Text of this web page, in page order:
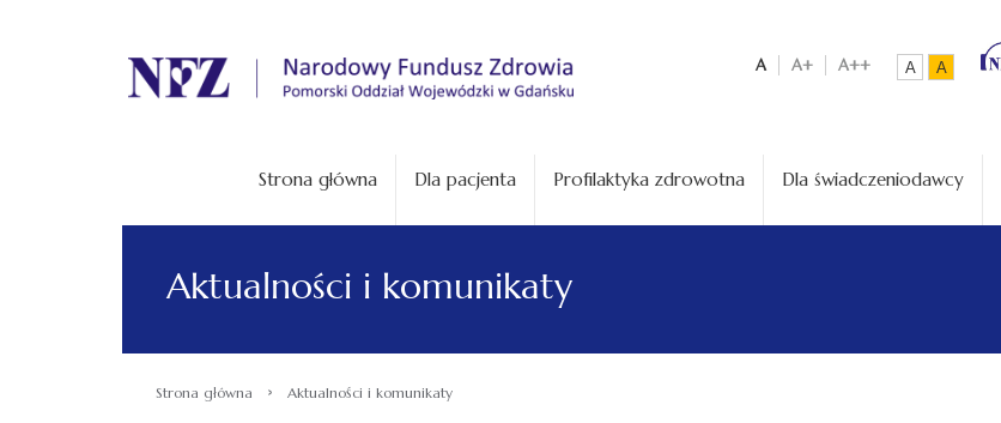
. A A+ A++ A A
Strona główna Dla pacjenta Profilaktyka zdrowotna Dla świadczeniodawcy
Aktualności i komunikaty
Strona główna › Aktualności i komunikaty